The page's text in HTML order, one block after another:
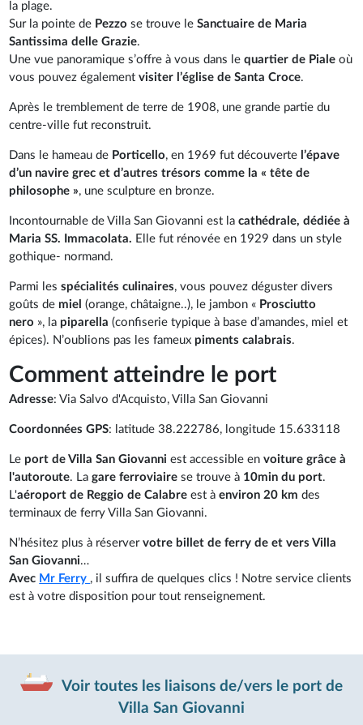
la plage.
Sur la pointe de Pezzo se trouve leSanctuaire de Maria
Santissima delle Grazie.
Une vue panoramique s’offre à vous dans lequartier de Pialeoù
vous pouvez égalementvisiter l’église de Santa Croce.
Après le tremblement de terre de 1908, une grande partie du
centre-ville fut reconstruit.
Dans le hameau de Porticello, en 1969 fut découverte l’épave
d’un navire grec et d’autres trésors comme la « tête de
philosophe », une sculpture en bronze.
Incontournable de Villa San Giovanni est lacathédrale, dédiée à
Maria SS. Immacolata. Elle fut rénovée en 1929 dans un style
gothique- normand.
Parmi lesspécialités culinaires, vous pouvez déguster divers
goûts de miel(orange, châtaigne..), le jambon « Prosciutto
nero », la piparella(confiserie typique à base d’amandes, miel et
épices). N’oublions pas les fameux piments calabrais.
Comment atteindre le port
Adresse: Via Salvo d'Acquisto, Villa San Giovanni
Coordonnées GPS: latitude 38.222786, longitude 15.633118
Le port de Villa San Giovanniest accessible en voiture grâce à
l'autoroute. Lagare ferroviaire se trouve à 10min du port.
L'aéroport de Reggio de Calabre est àenviron 20 kmdes
terminaux de ferry Villa San Giovanni.
N’hésitez plus à réservervotre billet de ferry de et vers Villa
San Giovanni…
Avec Mr Ferry , il suffira de quelques clics ! Notre service clients
est à votre disposition pour tout renseignement.
Voir toutes les liaisons de/vers le port de
Villa San Giovanni